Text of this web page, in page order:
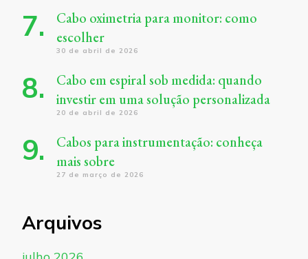
Cabo oximetria para monitor: como
escolher
30 de abril de 2026
Cabo em espiral sob medida: quando
investir em uma solução personalizada
20 de abril de 2026
Cabos para instrumentação: conheça
mais sobre
27 de março de 2026
Arquivos